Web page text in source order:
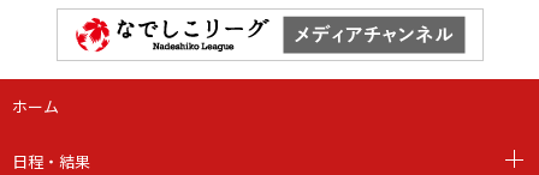
ホーム
日程・結果